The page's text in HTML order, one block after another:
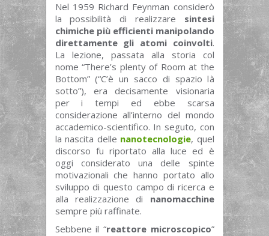
Nel 1959 Richard Feynman considerò
la possibilità di realizzare sintesi
chimiche più efficienti manipolando
direttamente gli atomi coinvolti.
La lezione, passata alla storia col
nome “There’s plenty of Room at the
Bottom” (“C’è un sacco di spazio là
sotto”), era decisamente visionaria
per i tempi ed ebbe scarsa
considerazione all’interno del mondo
accademico-scientifico. In seguto, con
la nascita delle nanotecnologie, quel
discorso fu riportato alla luce ed è
oggi considerato una delle spinte
motivazionali che hanno portato allo
sviluppo di questo campo di ricerca e
alla realizzazione di nanomacchine
sempre più raffinate.
Sebbene il “reattore microscopico”